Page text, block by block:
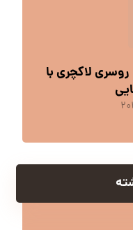
لاکچری با